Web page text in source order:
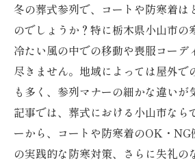
冬の葬式参列で、コートや防寒着は
のでしょうか？特に栃木県小山市の
冷たい風の中での移動や喪服コーデ
尽きません。地域によっては屋外で
も多く、参列マナーの細かな違いが
記事では、葬式における小山市なら
ーから、コートや防寒着のOK・NG
の実践的な防寒対策、さらに失礼の